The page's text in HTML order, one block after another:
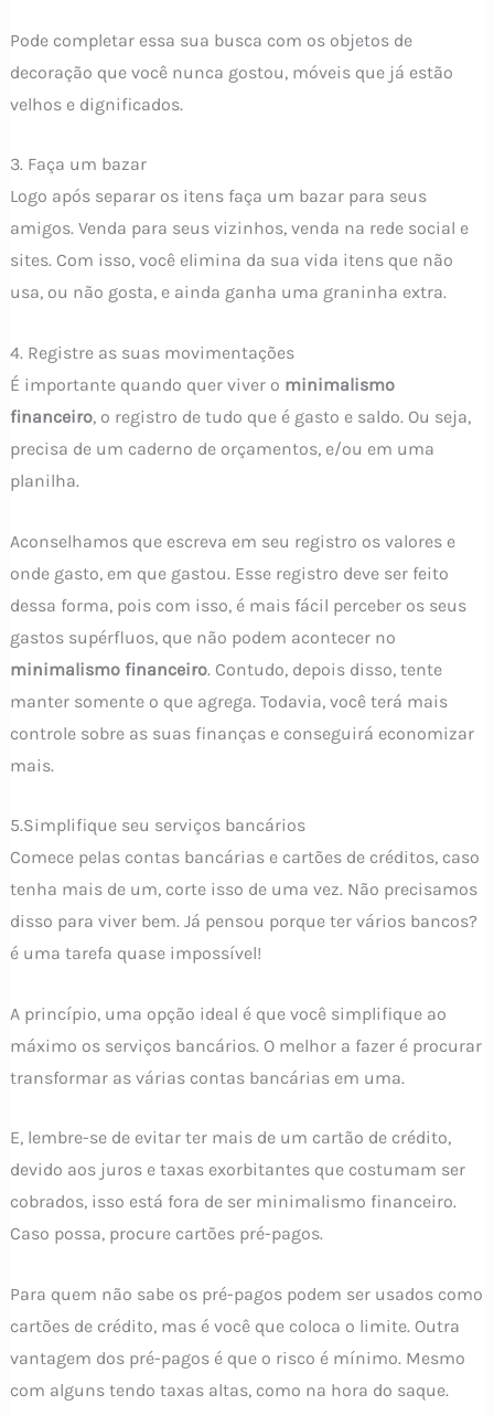
Pode completar essa sua busca com os objetos de
decoração que você nunca gostou, móveis que já estão
velhos e dignificados.
3. Faça um bazar
Logo após separar os itens faça um bazar para seus
amigos. Venda para seus vizinhos, venda na rede social e
sites. Com isso, você elimina da sua vida itens que não
usa, ou não gosta, e ainda ganha uma graninha extra.
4. Registre as suas movimentações
É importante quando quer viver o minimalismo
financeiro, o registro de tudo que é gasto e saldo. Ou seja,
precisa de um caderno de orçamentos, e/ou em uma
planilha.
Aconselhamos que escreva em seu registro os valores e
onde gasto, em que gastou. Esse registro deve ser feito
dessa forma, pois com isso, é mais fácil perceber os seus
gastos supérfluos, que não podem acontecer no
minimalismo financeiro. Contudo, depois disso, tente
manter somente o que agrega. Todavia, você terá mais
controle sobre as suas finanças e conseguirá economizar
mais.
5.Simplifique seu serviços bancários
Comece pelas contas bancárias e cartões de créditos, caso
tenha mais de um, corte isso de uma vez. Não precisamos
disso para viver bem. Já pensou porque ter vários bancos?
é uma tarefa quase impossível!
A princípio, uma opção ideal é que você simplifique ao
máximo os serviços bancários. O melhor a fazer é procurar
transformar as várias contas bancárias em uma.
E, lembre-se de evitar ter mais de um cartão de crédito,
devido aos juros e taxas exorbitantes que costumam ser
cobrados, isso está fora de ser minimalismo financeiro.
Caso possa, procure cartões pré-pagos.
Para quem não sabe os pré-pagos podem ser usados como
cartões de crédito, mas é você que coloca o limite. Outra
vantagem dos pré-pagos é que o risco é mínimo. Mesmo
com alguns tendo taxas altas, como na hora do saque.